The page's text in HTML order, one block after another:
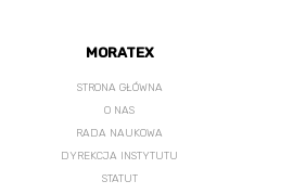
MORATEX
STRONA GŁÓWNA
O NAS
RADA NAUKOWA
DYREKCJA INSTYTUTU
STATUT